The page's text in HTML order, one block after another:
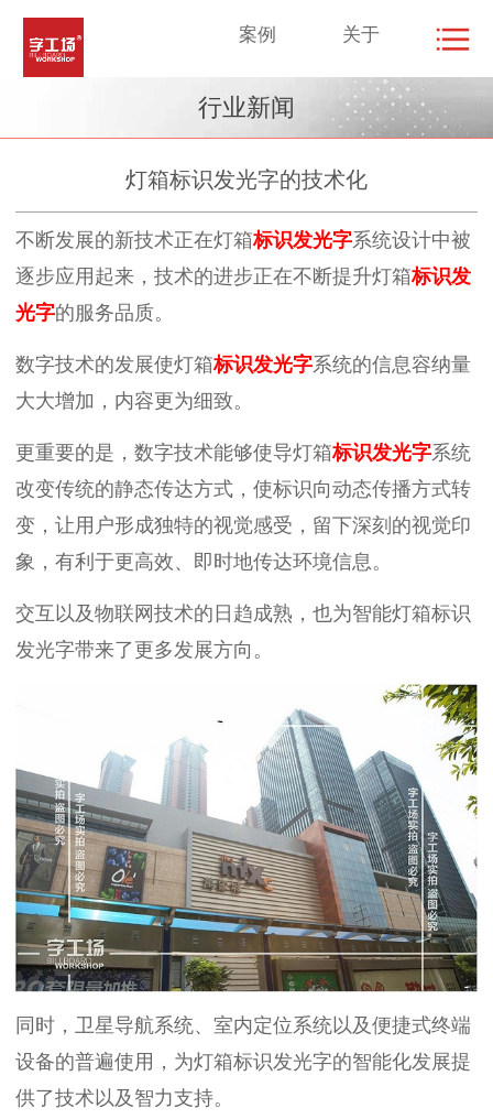
案例 关于
行业新闻
灯箱标识发光字的技术化
不断发展的新技术正在灯箱标识发光字系统设计中被
逐步应用起来，技术的进步正在不断提升灯箱标识发
光字的服务品质。
数字技术的发展使灯箱标识发光字系统的信息容纳量
大大增加，内容更为细致。
更重要的是，数字技术能够使导灯箱标识发光字系统
改变传统的静态传达方式，使标识向动态传播方式转
变，让用户形成独特的视觉感受，留下深刻的视觉印
象，有利于更高效、即时地传达环境信息。
交互以及物联网技术的日趋成熟，也为智能灯箱标识
发光字带来了更多发展方向。
同时，卫星导航系统、室内定位系统以及便捷式终端
设备的普遍使用，为灯箱标识发光字的智能化发展提
供了技术以及智力支持。